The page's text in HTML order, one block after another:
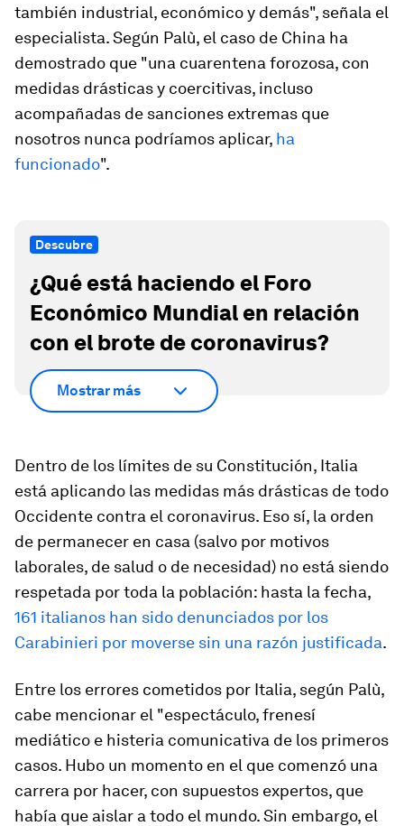
también industrial, económico y demás", señala el
especialista. Según Palù, el caso de China ha
demostrado que "una cuarentena forozosa, con
medidas drásticas y coercitivas, incluso
acompañadas de sanciones extremas que
nosotros nunca podríamos aplicar, ha
funcionado".
Descubre
¿Qué está haciendo el Foro
Económico Mundial en relación
con el brote de coronavirus?
Mostrar más
Dentro de los límites de su Constitución, Italia
está aplicando las medidas más drásticas de todo
Occidente contra el coronavirus. Eso sí, la orden
de permanecer en casa (salvo por motivos
laborales, de salud o de necesidad) no está siendo
respetada por toda la población: hasta la fecha,
161 italianos han sido denunciados por los
Carabinieri por moverse sin una razón justificada.
Entre los errores cometidos por Italia, según Palù,
cabe mencionar el "espectáculo, frenesí
mediático e histeria comunicativa de los primeros
casos. Hubo un momento en el que comenzó una
carrera por hacer, con supuestos expertos, que
había que aislar a todo el mundo. Sin embargo, el